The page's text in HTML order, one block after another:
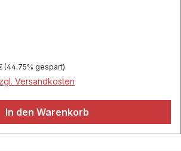
stilvolle
aus strapazierfähigem
100%
Housebroze/gold
Preis:
(44.75% gespart)
Versandkosten
In den Warenkorb